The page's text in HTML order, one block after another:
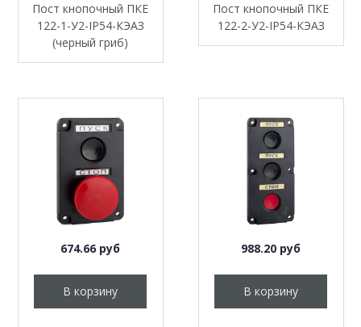
Пост кнопочный ПКЕ
122-1-У2-IP54-КЭАЗ
(черный гриб)
Пост кнопочный ПКЕ
122-2-У2-IP54-КЭАЗ
674.66 руб
В корзину
988.20 руб
В корзину